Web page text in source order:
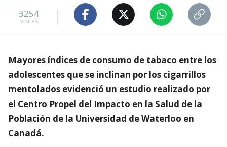
3254
visitas
Mayores índices de consumo de tabaco entre los
adolescentes que se inclinan por los cigarrillos
mentolados evidenció un estudio realizado por
el Centro Propel del Impacto en la Salud de la
Población de la Universidad de Waterloo en
Canadá.